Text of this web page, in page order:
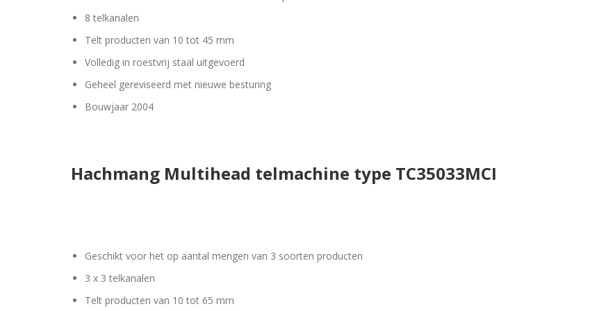
8 telkanalen
Telt producten van 10 tot 45 mm
Volledig in roestvrij staal uitgevoerd
Geheel gereviseerd met nieuwe besturing
Bouwjaar 2004
Hachmang Multihead telmachine type TC35033MCI
Geschikt voor het op aantal mengen van 3 soorten producten
3 x 3 telkanalen
Telt producten van 10 tot 65 mm